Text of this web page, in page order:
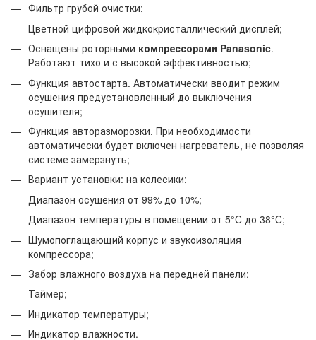
Фильтр грубой очистки;
Цветной цифровой жидкокристаллический дисплей;
Оснащены роторными компрессорами Panasonic.
Работают тихо и с высокой эффективностью;
Функция автостарта. Автоматически вводит режим
осушения предустановленный до выключения
осушителя;
Функция авторазморозки. При необходимости
автоматически будет включен нагреватель, не позволяя
системе замерзнуть;
Вариант установки: на колесики;
Диапазон осушения от 99% до 10%;
Диапазон температуры в помещении от 5°C до 38°C;
Шумопоглащающий корпус и звукоизоляция
компрессора;
Забор влажного воздуха на передней панели;
Таймер;
Индикатор температуры;
Индикатор влажности.